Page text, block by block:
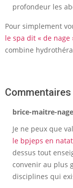
profondeur les
Pour simplement
le spa dit « de nage
combine
Commentaires
brice-maitre-
Je ne peux que
le bpjeps en
dessus tout
convenir au plus
disciplines qui